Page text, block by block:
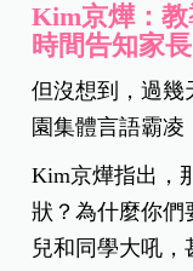
Kim京燁：
時間告知家長
但沒想到，過幾
園集體言語霸凌
Kim京燁指出，
狀？為什麼你們
兒和同學大吼，